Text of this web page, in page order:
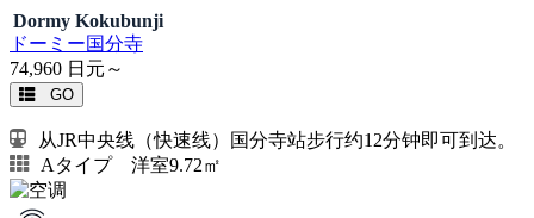
Dormy Kokubunji
ドーミー国分寺
74,960 日元～
GO
从JR中央线（快速线）国分寺站步行约12分钟即可到达。
Aタイプ 洋室9.72㎡